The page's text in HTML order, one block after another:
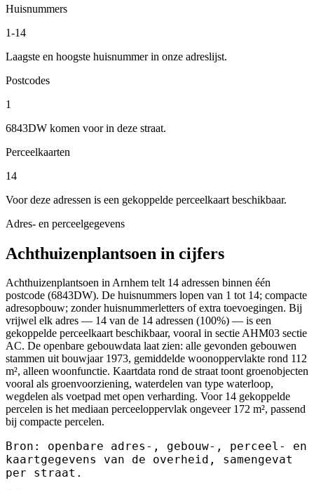
Huisnummers
1-14
Laagste en hoogste huisnummer in onze adreslijst.
Postcodes
1
6843DW komen voor in deze straat.
Perceelkaarten
14
Voor deze adressen is een gekoppelde perceelkaart beschikbaar.
Adres- en perceelgegevens
Achthuizenplantsoen in cijfers
Achthuizenplantsoen in Arnhem telt 14 adressen binnen één
postcode (6843DW). De huisnummers lopen van 1 tot 14; compacte
adresopbouw; zonder huisnummerletters of extra toevoegingen. Bij
vrijwel elk adres — 14 van de 14 adressen (100%) — is een
gekoppelde perceelkaart beschikbaar, vooral in sectie AHM03 sectie
AC. De openbare gebouwdata laat zien: alle gevonden gebouwen
stammen uit bouwjaar 1973, gemiddelde woonoppervlakte rond 112
m², alleen woonfunctie. Kaartdata rond de straat toont groenobjecten
vooral als groenvoorziening, waterdelen van type waterloop,
wegdelen als voetpad met open verharding. Voor 14 gekoppelde
percelen is het mediaan perceeloppervlak ongeveer 172 m², passend
bij compacte percelen.
Bron: openbare adres-, gebouw-, perceel- en
kaartgegevens van de overheid, samengevat
per straat.